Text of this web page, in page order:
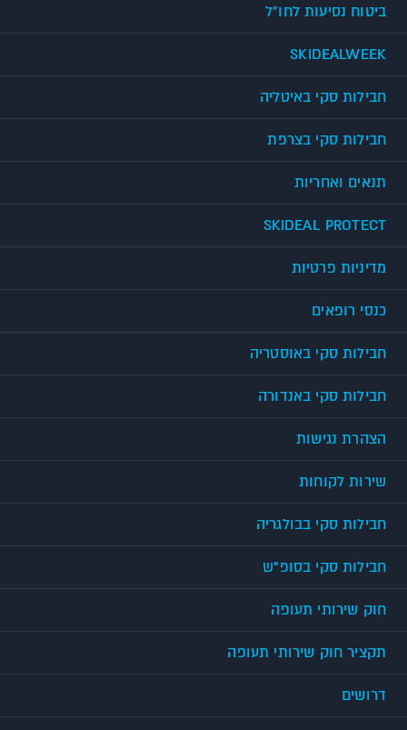
ביטוח נסיעות לחו"ל
SKIDEALWEEK
חבילות סקי באיטליה
חבילות סקי בצרפת
תנאים ואחריות
SKIDEAL PROTECT
מדיניות פרטיות
כנסי רופאים
חבילות סקי באוסטריה
חבילות סקי באנדורה
הצהרת נגישות
שירות לקוחות
חבילות סקי בבולגריה
חבילות סקי בסופ"ש
חוק שירותי תעופה
תקציר חוק שירותי תעופה
דרושים